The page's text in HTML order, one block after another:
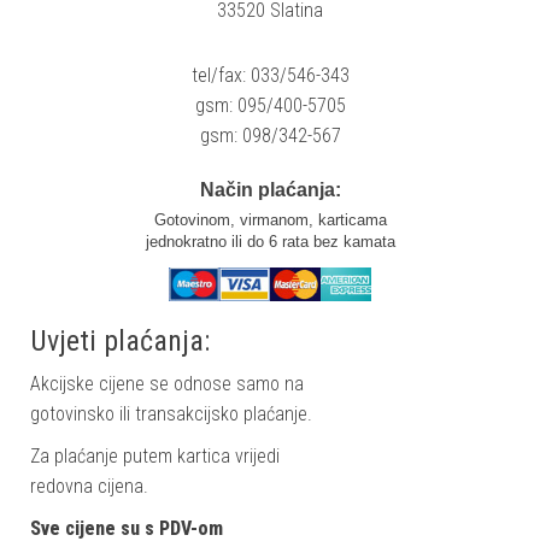
33520 Slatina
tel/fax: 033/546-343
gsm: 095/400-5705
gsm: 098/342-567
Način plaćanja:
Gotovinom, virmanom, karticama
jednokratno ili do 6 rata bez kamata
Uvjeti plaćanja:
Akcijske cijene se odnose samo na
gotovinsko ili transakcijsko plaćanje.
Za plaćanje putem kartica vrijedi
redovna cijena.
Sve cijene su s PDV-om